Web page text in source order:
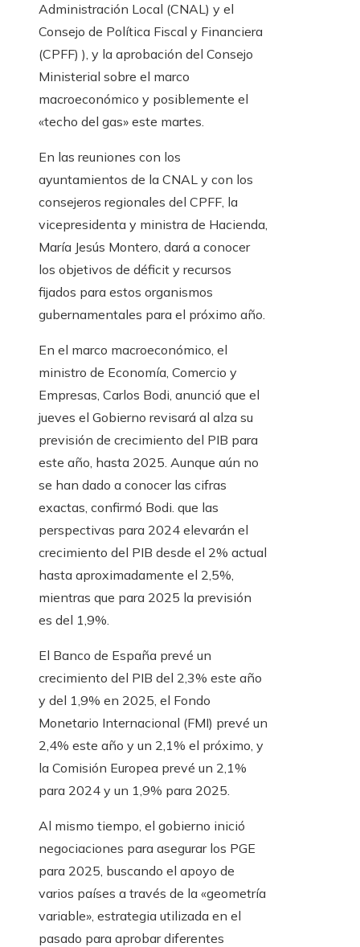
Administración Local (CNAL) y el
Consejo de Política Fiscal y Financiera
(CPFF) ), y la aprobación del Consejo
Ministerial sobre el marco
macroeconómico y posiblemente el
«techo del gas» este martes.
En las reuniones con los
ayuntamientos de la CNAL y con los
consejeros regionales del CPFF, la
vicepresidenta y ministra de Hacienda,
María Jesús Montero, dará a conocer
los objetivos de déficit y recursos
fijados para estos organismos
gubernamentales para el próximo año.
En el marco macroeconómico, el
ministro de Economía, Comercio y
Empresas, Carlos Bodi, anunció que el
jueves el Gobierno revisará al alza su
previsión de crecimiento del PIB para
este año, hasta 2025. Aunque aún no
se han dado a conocer las cifras
exactas, confirmó Bodi. que las
perspectivas para 2024 elevarán el
crecimiento del PIB desde el 2% actual
hasta aproximadamente el 2,5%,
mientras que para 2025 la previsión
es del 1,9%.
El Banco de España prevé un
crecimiento del PIB del 2,3% este año
y del 1,9% en 2025, el Fondo
Monetario Internacional (FMI) prevé un
2,4% este año y un 2,1% el próximo, y
la Comisión Europea prevé un 2,1%
para 2024 y un 1,9% para 2025.
Al mismo tiempo, el gobierno inició
negociaciones para asegurar los PGE
para 2025, buscando el apoyo de
varios países a través de la «geometría
variable», estrategia utilizada en el
pasado para aprobar diferentes